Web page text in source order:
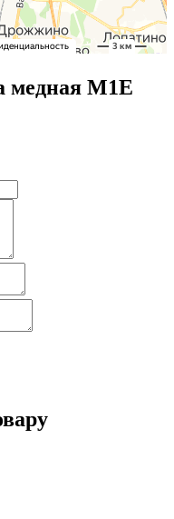
медная М1Е